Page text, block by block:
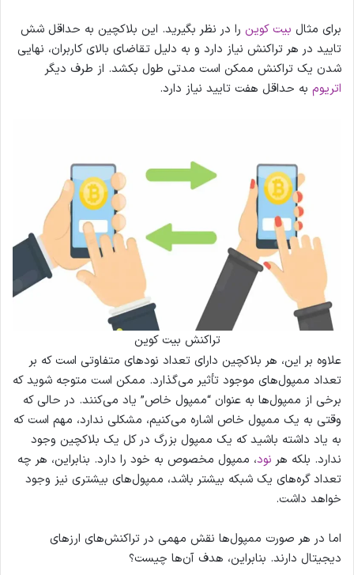
برای مثال بیت کوین را در نظر بگیرید. این بلاکچین به حداقل شش
تایید در هر تراکنش نیاز دارد و به دلیل تقاضای بالای کاربران، نهایی
شدن یک تراکنش ممکن است مدتی طول بکشد. از طرف دیگر
اتریوم به حداقل هفت تایید نیاز دارد.
تراکنش بیت کوین
علاوه بر این، هر بلاکچین دارای تعداد نودهای متفاوتی است که بر
تعداد ممپول‌های موجود تأثیر می‌گذارد. ممکن است متوجه شوید که
برخی از ممپول‌ها به عنوان “ممپول خاص” یاد می‌کنند. در حالی که
وقتی به یک ممپول خاص اشاره می‌کنیم، مشکلی ندارد، مهم است که
به یاد داشته باشید که یک ممپول بزرگ در کل یک بلاکچین وجود
ندارد. بلکه هر نود، ممپول مخصوص به خود را دارد. بنابراین، هر چه
تعداد گره‌های یک شبکه بیشتر باشد، ممپول‌های بیشتری نیز وجود
خواهد داشت.
اما در هر صورت ممپول‌ها نقش مهمی در تراکنش‌های ارزهای
دیجیتال دارند. بنابراین، هدف آن‌ها چیست؟